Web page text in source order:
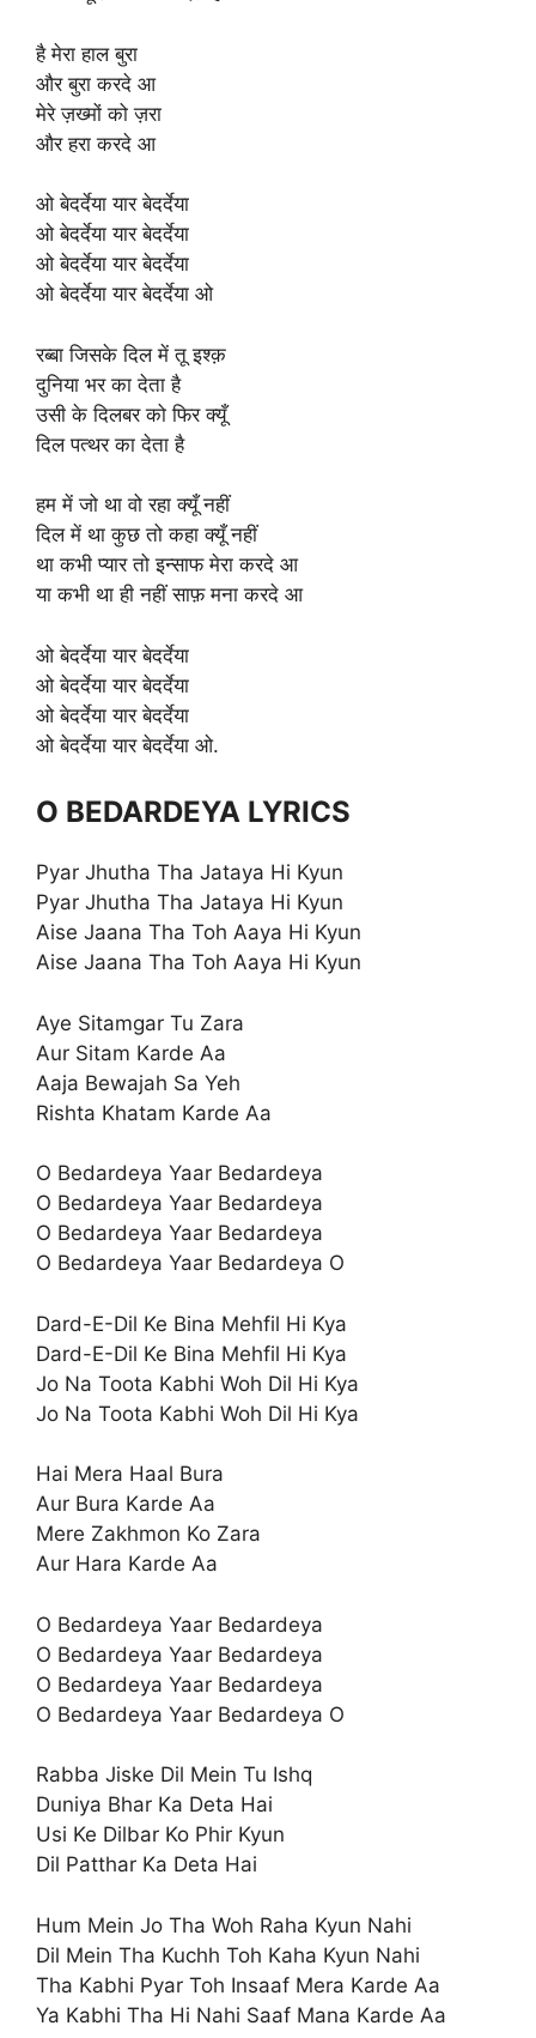
है मेरा हाल बुरा
और बुरा करदे आ
मेरे ज़ख्मों को ज़रा
और हरा करदे आ
ओ बेदर्देया यार बेदर्देया
ओ बेदर्देया यार बेदर्देया
ओ बेदर्देया यार बेदर्देया
ओ बेदर्देया यार बेदर्देया ओ
रब्बा जिसके दिल में तू इश्क़
दुनिया भर का देता है
उसी के दिलबर को फिर क्यूँ
दिल पत्थर का देता है
हम में जो था वो रहा क्यूँ नहीं
दिल में था कुछ तो कहा क्यूँ नहीं
था कभी प्यार तो इन्साफ मेरा करदे आ
या कभी था ही नहीं साफ़ मना करदे आ
ओ बेदर्देया यार बेदर्देया
ओ बेदर्देया यार बेदर्देया
ओ बेदर्देया यार बेदर्देया
ओ बेदर्देया यार बेदर्देया ओ.
O BEDARDEYA LYRICS
Pyar Jhutha Tha Jataya Hi Kyun
Pyar Jhutha Tha Jataya Hi Kyun
Aise Jaana Tha Toh Aaya Hi Kyun
Aise Jaana Tha Toh Aaya Hi Kyun
Aye Sitamgar Tu Zara
Aur Sitam Karde Aa
Aaja Bewajah Sa Yeh
Rishta Khatam Karde Aa
O Bedardeya Yaar Bedardeya
O Bedardeya Yaar Bedardeya
O Bedardeya Yaar Bedardeya
O Bedardeya Yaar Bedardeya O
Dard-E-Dil Ke Bina Mehfil Hi Kya
Dard-E-Dil Ke Bina Mehfil Hi Kya
Jo Na Toota Kabhi Woh Dil Hi Kya
Jo Na Toota Kabhi Woh Dil Hi Kya
Hai Mera Haal Bura
Aur Bura Karde Aa
Mere Zakhmon Ko Zara
Aur Hara Karde Aa
O Bedardeya Yaar Bedardeya
O Bedardeya Yaar Bedardeya
O Bedardeya Yaar Bedardeya
O Bedardeya Yaar Bedardeya O
Rabba Jiske Dil Mein Tu Ishq
Duniya Bhar Ka Deta Hai
Usi Ke Dilbar Ko Phir Kyun
Dil Patthar Ka Deta Hai
Hum Mein Jo Tha Woh Raha Kyun Nahi
Dil Mein Tha Kuchh Toh Kaha Kyun Nahi
Tha Kabhi Pyar Toh Insaaf Mera Karde Aa
Ya Kabhi Tha Hi Nahi Saaf Mana Karde Aa